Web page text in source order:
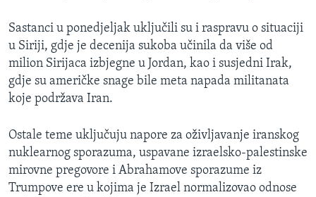
Sastanci u ponedjeljak uključili su i raspravu o situaciji
u Siriji, gdje je decenija sukoba učinila da više od
milion Sirijaca izbjegne u Jordan, kao i susjedni Irak,
gdje su američke snage bile meta napada militanata
koje podržava Iran.
Ostale teme uključuju napore za oživljavanje iranskog
nuklearnog sporazuma, uspavane izraelsko-palestinske
mirovne pregovore i Abrahamove sporazume iz
Trumpove ere u kojima je Izrael normalizovao odnose